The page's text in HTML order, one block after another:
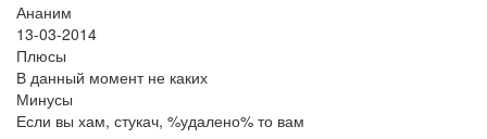
Ананим
13-03-2014
Плюсы
В данный момент не каких
Минусы
Если вы хам, стукач, %удалено% то вам